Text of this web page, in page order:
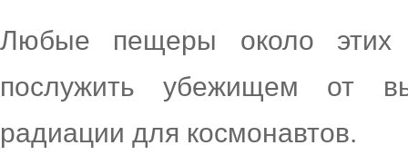
Любые пещеры около этих
послужить убежищем от
радиации для космонавтов.